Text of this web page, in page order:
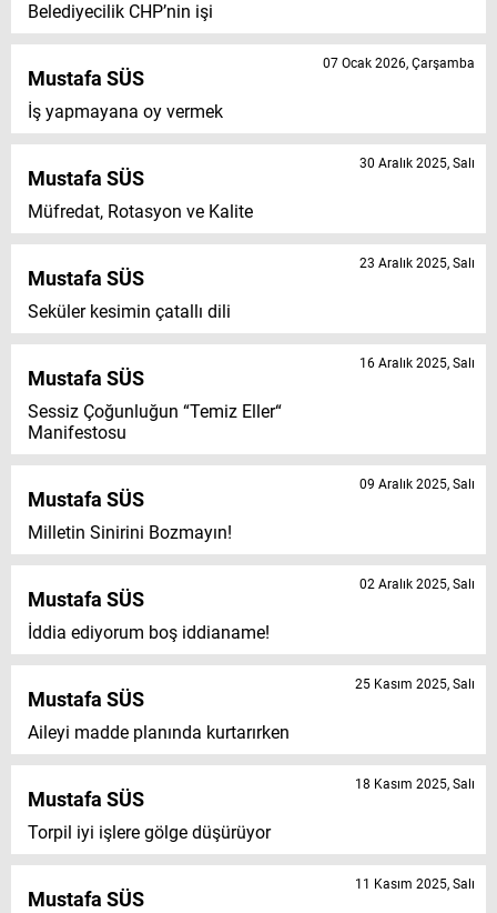
Belediyecilik CHP’nin işi
Mustafa SÜS
İş yapmayana oy vermek
07 Ocak 2026, Çarşamba
Mustafa SÜS
Müfredat, Rotasyon ve Kalite
30 Aralık 2025, Salı
Mustafa SÜS
Seküler kesimin çatallı dili
23 Aralık 2025, Salı
Mustafa SÜS
Sessiz Çoğunluğun “Temiz Eller“
Manifestosu
16 Aralık 2025, Salı
Mustafa SÜS
Milletin Sinirini Bozmayın!
09 Aralık 2025, Salı
Mustafa SÜS
İddia ediyorum boş iddianame!
02 Aralık 2025, Salı
Mustafa SÜS
Aileyi madde planında kurtarırken
25 Kasım 2025, Salı
Mustafa SÜS
Torpil iyi işlere gölge düşürüyor
18 Kasım 2025, Salı
Mustafa SÜS
11 Kasım 2025, Salı